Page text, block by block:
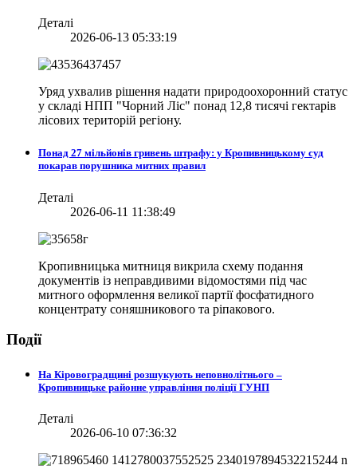
Деталі
2026-06-13 05:33:19
Уряд ухвалив рішення надати природоохоронний статус
у складі НПП "Чорний Ліс" понад 12,8 тисячі гектарів
лісових територій регіону.
Понад 27 мільйонів гривень штрафу: у Кропивницькому суд
покарав порушника митних правил
Деталі
2026-06-11 11:38:49
Кропивницька митниця викрила схему подання
документів із неправдивими відомостями під час
митного оформлення великої партії фосфатидного
концентрату соняшникового та ріпакового.
Події
На Кіровоградщині розшукують неповнолітнього –
Кропивницьке районне управління поліції ГУНП
Деталі
2026-06-10 07:36:32